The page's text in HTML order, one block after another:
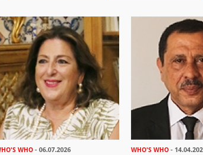
WHO - 06.07.2026 WHO'S WHO-